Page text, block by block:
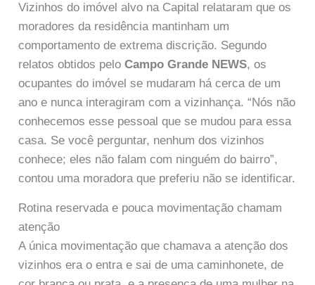
Vizinhos do imóvel alvo na Capital relataram que os
moradores da residência mantinham um
comportamento de extrema discrição. Segundo
relatos obtidos peloCampo Grande NEWS, os
ocupantes do imóvel se mudaram há cerca de um
ano e nunca interagiram com a vizinhança. “Nós não
conhecemos esse pessoal que se mudou para essa
casa. Se você perguntar, nenhum dos vizinhos
conhece; eles não falam com ninguém do bairro”,
contou uma moradora que preferiu não se identificar.
Rotina reservada e pouca movimentação chamam
atenção
A única movimentação que chamava a atenção dos
vizinhos era o entra e sai de uma caminhonete, de